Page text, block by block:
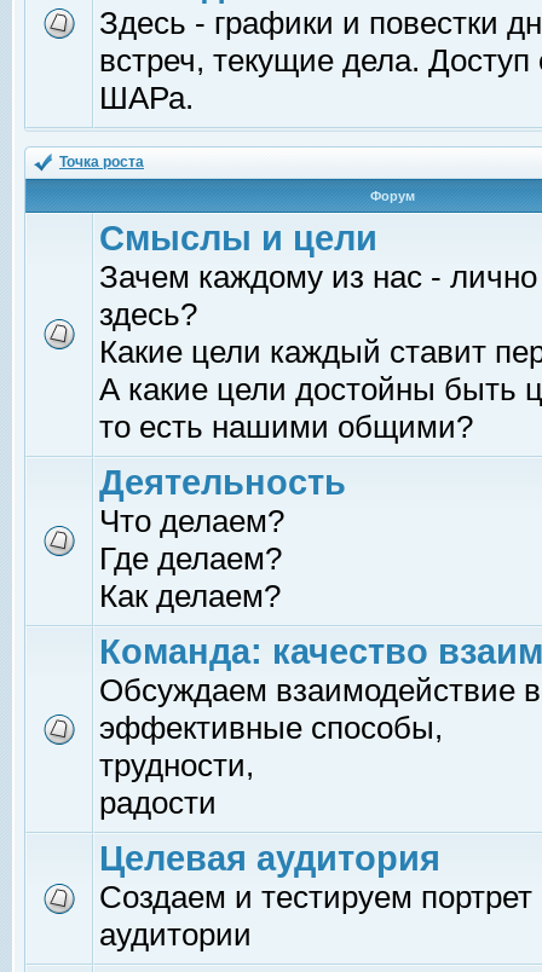
Здесь - графики и повестки
встреч, текущие дела.
ШАРа.
Точка роста
Форум
Смыслы и цели
Зачем каждому из нас -
здесь?
Какие цели каждый ставит
А какие цели достойны быть
то есть нашими общими?
Деятельность
Что делаем?
Где делаем?
Как делаем?
Команда: качество
Обсуждаем взаимодействие
эффективные способы,
трудности,
радости
Целевая аудитория
Создаем и тестируем
аудитории